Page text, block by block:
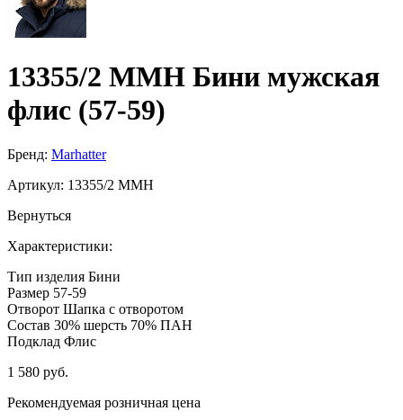
13355/2 MMH Бини мужская
флис (57-59)
Бренд: Marhatter
Артикул: 13355/2 MMH
Вернуться
Характеристики:
Тип изделия Бини
Размер 57-59
Отворот Шапка с отворотом
Состав 30% шерсть 70% ПАН
Подклад Флис
1 580 руб.
Рекомендуемая розничная цена